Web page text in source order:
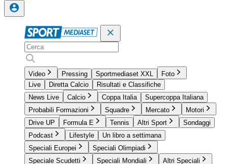
Video Pressing Sportmediaset XXL
Foto
Live
Diretta Calcio
Risultati e Classifiche
News Live
Calcio Coppa Italia
Supercoppa Italiana
Probabili Formazioni
Squadre Mercato
Motori
Drive UP
Formula E Tennis Altri Sport
Sondaggi
Podcast
Lifestyle
Un libro a settimana
Speciali Europei
Speciali Olimpiadi
Speciale Scudetti
Speciali Mondiali Altri Speciali